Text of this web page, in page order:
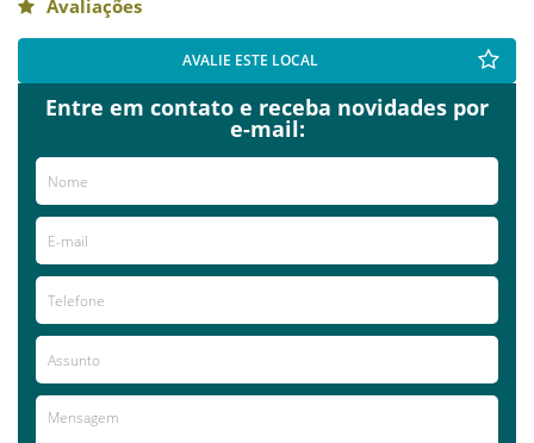
Avaliações
AVALIE ESTE LOCAL
Entre em contato e receba novidades por
e-mail: